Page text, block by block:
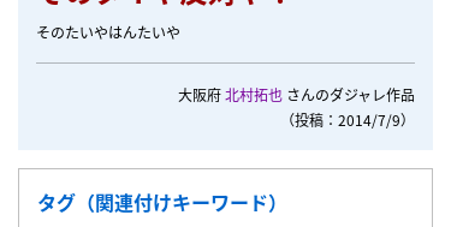
そのたいやはんたいや
大阪府北村拓也 さんのダジャレ作品
（投稿：2014/7/9）
タグ（関連付けキーワード）